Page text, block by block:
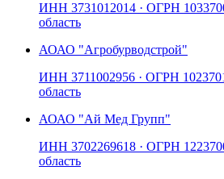
ИНН 3731012014 · ОГРН
область
АОАО "Агробурводстрой"
ИНН 3711002956 · ОГРН
область
АОАО "Ай Мед Групп"
ИНН 3702269618 · ОГРН
область